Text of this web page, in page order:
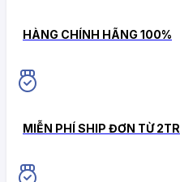
HÀNG CHÍNH HÃNG 100%
MIỄN PHÍ SHIP ĐƠN TỪ 2TR